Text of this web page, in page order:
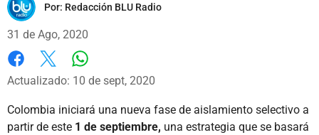
Por: Redacción BLU Radio
31 de Ago, 2020
Facebook
X
Actualizado: 10 de sept, 2020
Colombia iniciará una nueva fase de aislamiento selectivo a
partir de este 1 de septiembre, una estrategia que se basará